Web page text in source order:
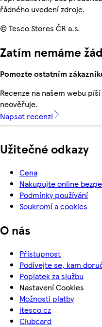
řádného uvedení zdroje.
© Tesco Stores ČR a.s.
Zatím nemáme
Pomozte ostatním
Recenze na našem webu
neověřuje.
Napsat recenzi
Užitečné odkazy
Cena
Nakupujte online
Podmínky používání
Soukromí a cookies
O nás
Přístupnost
Podívejte se, kam
Poplatek za službu
Nastavení Cookies
Možnosti platby
itesco.cz
Clubcard